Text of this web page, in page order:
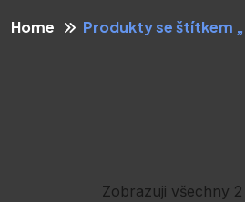
Home Produkty se štítkem
Zobrazuji všechny